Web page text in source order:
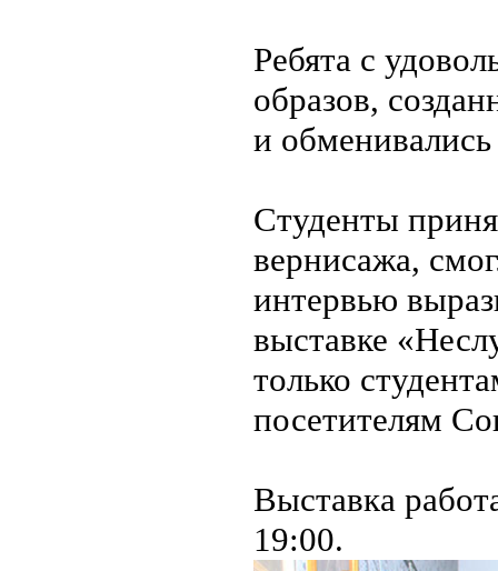
Ребята с
образов,
и
Студенты
вернисажа,
интервью
выставке
только
посетителям
Выставка
19:00.